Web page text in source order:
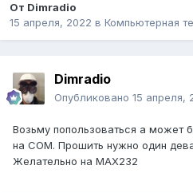
От Dimradio
15 апреля, 2022 в Компьютерная
Dimradio
Опубликовано 15 апреля,
Возьму попользоваться а может
на COM. Прошить нужно один
Желательно на MAX232